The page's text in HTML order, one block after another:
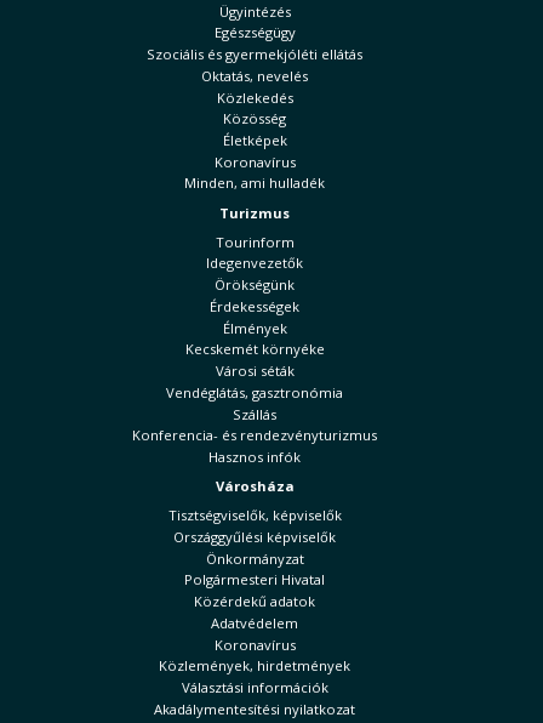
Ügyintézés
Egészségügy
Szociális és gyermekjóléti ellátás
Oktatás, nevelés
Közlekedés
Közösség
Életképek
Koronavírus
Minden, ami hulladék
Turizmus
Tourinform
Idegenvezetők
Örökségünk
Érdekességek
Élmények
Kecskemét környéke
Városi séták
Vendéglátás, gasztronómia
Szállás
Konferencia- és rendezvényturizmus
Hasznos infók
Városháza
Tisztségviselők, képviselők
Országgyűlési képviselők
Önkormányzat
Polgármesteri Hivatal
Közérdekű adatok
Adatvédelem
Koronavírus
Közlemények, hirdetmények
Választási információk
Akadálymentesítési nyilatkozat